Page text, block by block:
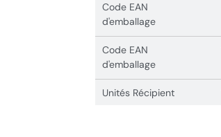
Code EAN
d'emballage
Code EAN
d'emballage
Unités Récipient